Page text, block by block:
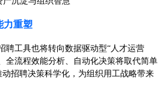
力重塑
聘工具也将转向数据驱动型“人才运营
全流程效能分析、自动化决策将取代简单
招聘决策科学化，为组织用工战略带来